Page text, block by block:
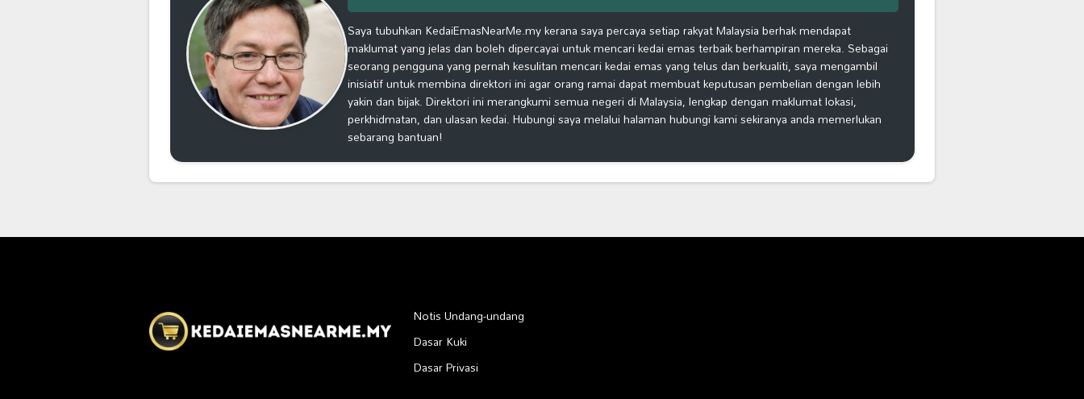
Saya tubuhkan KedaiEmasNearMe.my kerana saya percaya setiap rakyat Malaysia berhak mendapat
maklumat yang jelas dan boleh dipercayai untuk mencari kedai emas terbaik berhampiran mereka. Sebagai
seorang pengguna yang pernah kesulitan mencari kedai emas yang telus dan berkualiti, saya mengambil
inisiatif untuk membina direktori ini agar orang ramai dapat membuat keputusan pembelian dengan lebih
yakin dan bijak. Direktori ini merangkumi semua negeri di Malaysia, lengkap dengan maklumat lokasi,
perkhidmatan, dan ulasan kedai. Hubungi saya melalui halaman hubungi kami sekiranya anda memerlukan
sebarang bantuan!
Notis Undang-undang
Dasar Kuki
Dasar Privasi